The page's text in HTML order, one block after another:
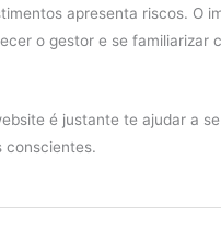
apresenta riscos. O
o gestor e se familiarizar
é justante te ajudar a
conscientes.